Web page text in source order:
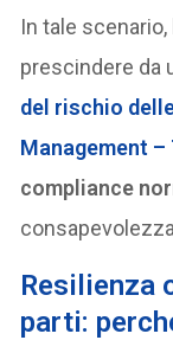
In tale
prescindere da
del rischio
Management –
compliance
Resilienza
parti: